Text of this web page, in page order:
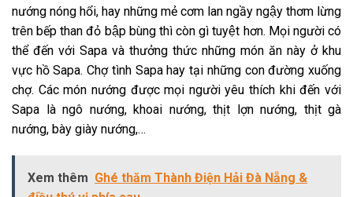
nướng nóng hổi, hay những mẻ cơm lan ngầy ngậy thơm lừng
trên bếp than đỏ bập bùng thì còn gì tuyệt hơn. Mọi người có
thể đến với Sapa và thưởng thức những món ăn này ở khu
vực hồ Sapa. Chợ tình Sapa hay tại những con đường xuống
chợ. Các món nướng được mọi người yêu thích khi đến với
Sapa là ngô nướng, khoai nướng, thịt lợn nướng, thịt gà
nướng, bày giày nướng,…
Xem thêm Ghé thăm Thành Điện Hải Đà Nẵng &